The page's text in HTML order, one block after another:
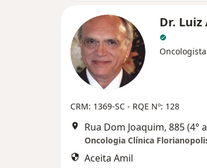
Dr.
Oncologista
CRM: 1369-SC - RQE Nº: 128
Oncologia Clínica
Aceita Amil